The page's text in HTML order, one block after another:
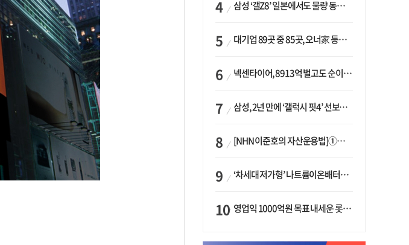
삼성 ‘갤Z8’ 일본에서도 물량 동났다…애플 참전 앞두고 선두 수성 ‘시험대’
대기업 89곳 중 85곳, 오너家 등기임원 겸직…BS 46곳·SM 45곳 ‘족벌경영’ 고착화
넥센타이어, 8913억 벌고도 순이익 2억…유럽 세부담에 이익 증발
삼성, 2년 만에 ‘갤럭시 핏4’ 선보이나…웨어러블 생태계 확장 ‘시동’
[NHN 이준호의 자산운용법]①이니시오·JLC ‘부동산’-JLC파트너스 ‘투자’…“부동산 담보대출로 투자재원 확보”
‘차세대 저가형’ 나트륨이온배터리 시대 오나…LG화학·에코프로, 상용화 속도낸다
영업익 1000억원 목표 내세운 롯데마트…하반기 ‘오카도’ 시험대